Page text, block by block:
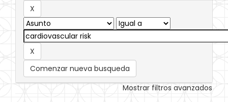
Comenzar nueva busqueda
Mostrar filtros avanzados